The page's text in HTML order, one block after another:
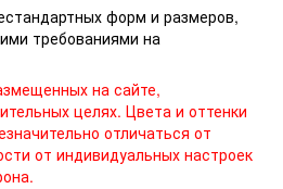
форм и размеров,
требованиями на
на сайте,
целях. Цвета и оттенки
отличаться от
от индивидуальных настроек